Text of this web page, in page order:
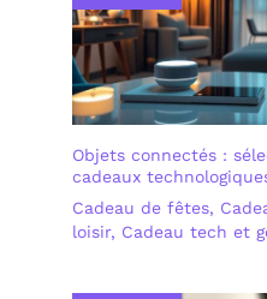
Objets connectés :
cadeaux
Cadeau de fêtes,
loisir, Cadeau tech et